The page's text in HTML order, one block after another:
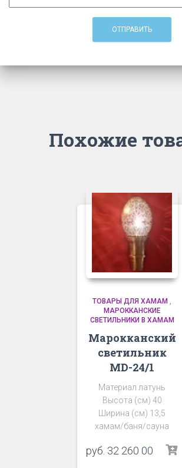
Похожие
ТОВАРЫ ДЛЯ ХАМАМ ,
МАРОККАНСКИЕ
СВЕТИЛЬНИКИ В ХАМАМ
Марокканский
светильник
MD-24/1
Материал латунь
Высота (см) 40
Ширина (см) 13,5
хамам/баня/сауна
руб. 32 260 00